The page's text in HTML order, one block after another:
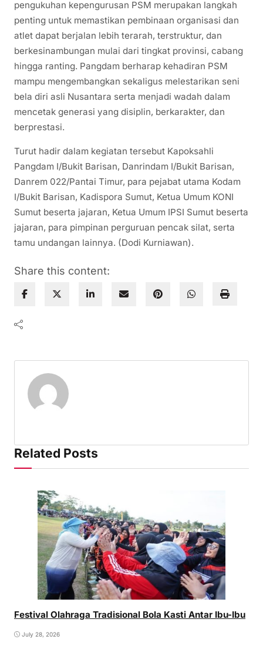
pengukuhan kepengurusan PSM merupakan langkah
penting untuk memastikan pembinaan organisasi dan
atlet dapat berjalan lebih terarah, terstruktur, dan
berkesinambungan mulai dari tingkat provinsi, cabang
hingga ranting. Pangdam berharap kehadiran PSM
mampu mengembangkan sekaligus melestarikan seni
bela diri asli Nusantara serta menjadi wadah dalam
mencetak generasi yang disiplin, berkarakter, dan
berprestasi.
Turut hadir dalam kegiatan tersebut Kapoksahli
Pangdam I/Bukit Barisan, Danrindam I/Bukit Barisan,
Danrem 022/Pantai Timur, para pejabat utama Kodam
I/Bukit Barisan, Kadispora Sumut, Ketua Umum KONI
Sumut beserta jajaran, Ketua Umum IPSI Sumut beserta
jajaran, para pimpinan perguruan pencak silat, serta
tamu undangan lainnya. (Dodi Kurniawan).
Share this content:
Related Posts
Festival Olahraga Tradisional Bola Kasti Antar Ibu-Ibu
July 28, 2026